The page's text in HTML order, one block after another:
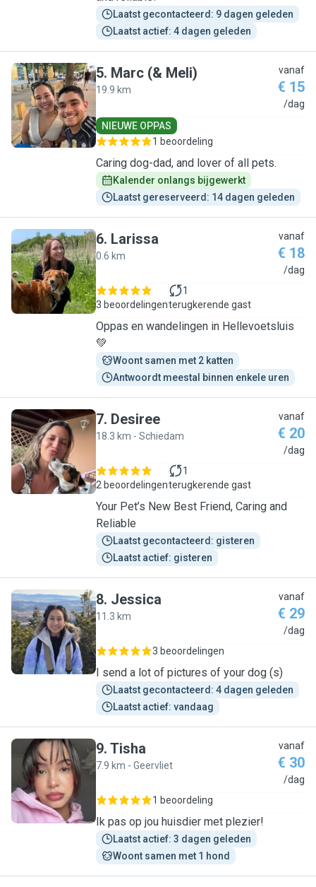
Laatst gecontacteerd: 9 dagen geleden
Laatst actief: 4 dagen geleden
M
5. Marc (& Meli)
19.9 km
vanaf
€ 15
/dag
NIEUWE OPPAS
1 beoordeling
Caring dog-dad, and lover of all pets.
Kalender onlangs bijgewerkt
Laatst gereserveerd: 14 dagen geleden
L
6. Larissa
0.6 km
vanaf
€ 18
/dag
3 beoordelingen
1
terugkerende gast
Oppas en wandelingen in Hellevoetsluis
💚
Woont samen met 2 katten
Antwoordt meestal binnen enkele uren
D
7. Desiree
18.3 km - Schiedam
vanaf
€ 20
/dag
2 beoordelingen
1
terugkerende gast
Your Pet’s New Best Friend, Caring and
Reliable
Laatst gecontacteerd: gisteren
Laatst actief: gisteren
J
8. Jessica
11.3 km
vanaf
€ 29
/dag
3 beoordelingen
I send a lot of pictures of your dog (s)
Laatst gecontacteerd: 4 dagen geleden
Laatst actief: vandaag
T
9. Tisha
7.9 km - Geervliet
vanaf
€ 30
/dag
1 beoordeling
Ik pas op jou huisdier met plezier!
Laatst actief: 3 dagen geleden
Woont samen met 1 hond